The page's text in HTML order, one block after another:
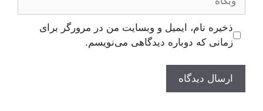
ذخیره نام، ایمیل و وبسایت من در مرورگر برای
زمانی که دوباره دیدگاهی می‌نویسم.